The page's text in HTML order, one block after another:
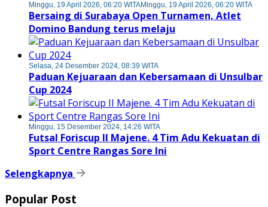
Minggu, 19 April 2026, 06:20 WITAMinggu, 19 April 2026, 06:20 WITA
Bersaing di Surabaya Open Turnamen, Atlet
Domino Bandung terus melaju
Selasa, 24 Desember 2024, 08:39 WITA
Paduan Kejuaraan dan Kebersamaan di Unsulbar
Cup 2024
Minggu, 15 Desember 2024, 14:26 WITA
Futsal Foriscup II Majene. 4 Tim Adu Kekuatan di
Sport Centre Rangas Sore Ini
Selengkapnya
Popular Post